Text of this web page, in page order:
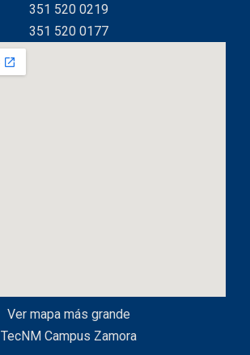
351 520 0219
351 520 0177
Ver mapa más grande
TecNM Campus Zamora